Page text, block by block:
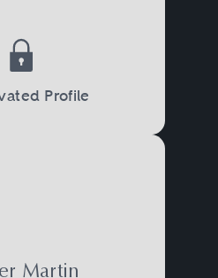
Profile
Martin